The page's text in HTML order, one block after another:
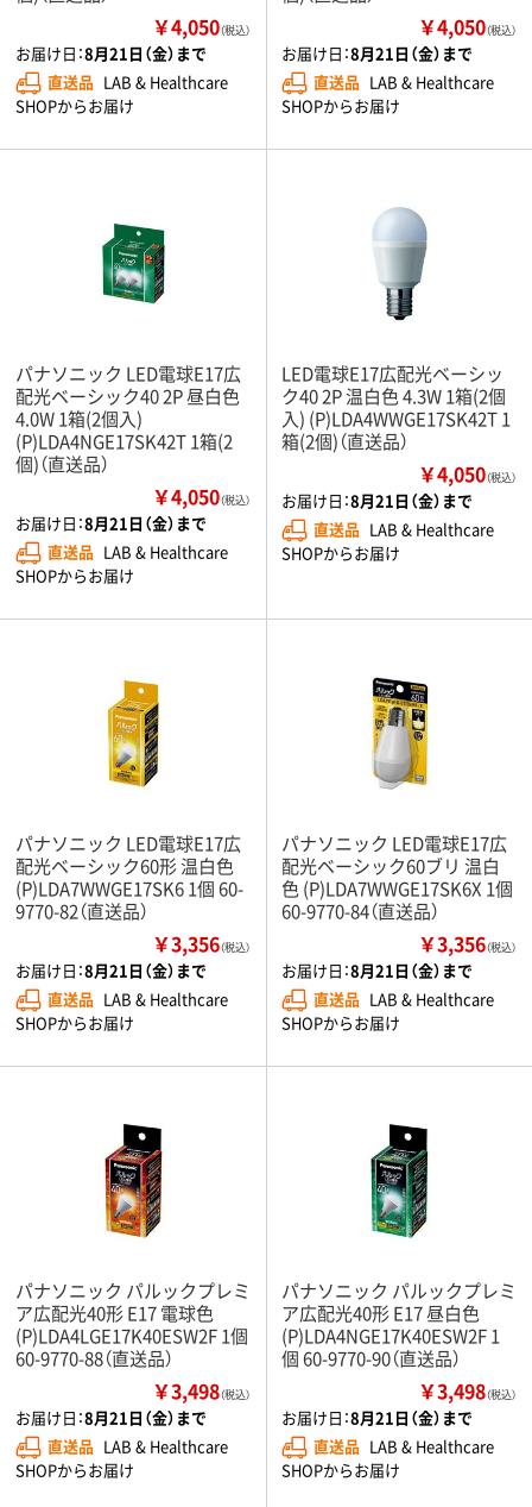
￥4,050（税込）
お届け日：8月21日（金）まで
直送品 LAB & Healthcare
SHOPからお届け
￥4,050（税込）
お届け日：8月21日（金）まで
直送品 LAB & Healthcare
SHOPからお届け
パナソニック LED電球E17広
配光ベーシック40 2P 昼白色
4.0W 1箱(2個入)
(P)LDA4NGE17SK42T 1箱(2
個)（直送品）
￥4,050（税込）
お届け日：8月21日（金）まで
直送品 LAB & Healthcare
SHOPからお届け
LED電球E17広配光ベーシッ
ク40 2P 温白色 4.3W 1箱(2個
入) (P)LDA4WWGE17SK42T 1
箱(2個)（直送品）
￥4,050（税込）
お届け日：8月21日（金）まで
直送品 LAB & Healthcare
SHOPからお届け
パナソニック LED電球E17広
配光ベーシック60形 温白色
(P)LDA7WWGE17SK6 1個 60-
9770-82（直送品）
￥3,356（税込）
お届け日：8月21日（金）まで
直送品 LAB & Healthcare
SHOPからお届け
パナソニック LED電球E17広
配光ベーシック60ブリ 温白
色 (P)LDA7WWGE17SK6X 1個
60-9770-84（直送品）
￥3,356（税込）
お届け日：8月21日（金）まで
直送品 LAB & Healthcare
SHOPからお届け
パナソニック パルックプレミ
ア広配光40形 E17 電球色
(P)LDA4LGE17K40ESW2F 1個
60-9770-88（直送品）
￥3,498（税込）
お届け日：8月21日（金）まで
直送品 LAB & Healthcare
SHOPからお届け
パナソニック パルックプレミ
ア広配光40形 E17 昼白色
(P)LDA4NGE17K40ESW2F 1
個 60-9770-90（直送品）
￥3,498（税込）
お届け日：8月21日（金）まで
直送品 LAB & Healthcare
SHOPからお届け